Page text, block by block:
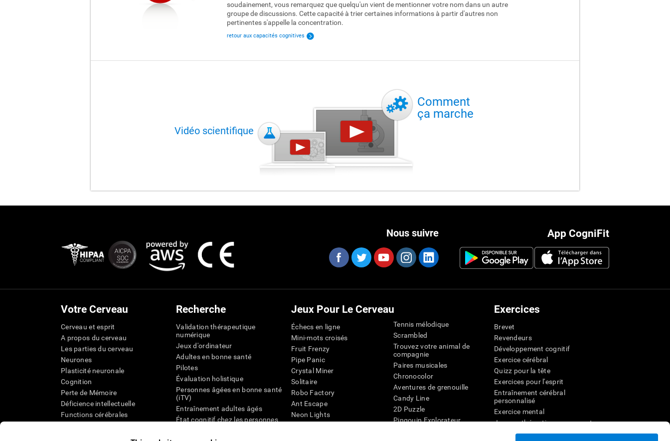
soudainement, vous remarquez que quelqu'un vient de mentionner votre nom dans un autre
groupe de discussions. Cette capacité à trier certaines informations à partir d'autres non
pertinentes s'appelle la concentration.
retour aux capacités cognitives
Vidéo scientifique
Comment
ça marche
App CogniFit
Nous suivre
Votre Cerveau
Cerveau et esprit
A propos du cerveau
Les parties du cerveau
Neurones
Plasticité neuronale
Cognition
Perte de Mémoire
Déficience intellectuelle
Functions cérébrales
Recherche
Validation thérapeutique
numérique
Jeux d'ordinateur
Adultes en bonne santé
Pilotes
Évaluation holistique
Personnes âgées en bonne santé
(iTV)
Entraînement adultes âgés
État cognitif chez les personnes
Révision systémique
Jeux Pour Le Cerveau
Échecs en ligne
Mini-mots croisés
Fruit Frenzy
Pipe Panic
Crystal Miner
Solitaire
Robo Factory
Ant Escape
Neon Lights
Tennis mélodique
Scrambled
Trouvez votre animal de
compagnie
Paires musicales
Chronocolor
Aventures de grenouille
Candy Line
2D Puzzle
Pingouin Explorateur
Exercices
Brevet
Revendeurs
Développement cognitif
Exercice cérébral
Quizz pour la tête
Exercices pour l'esprit
Entraînement cérébral
personnalisé
Exercice mental
Jeux mathématiques amusants
Compréhension de lecture